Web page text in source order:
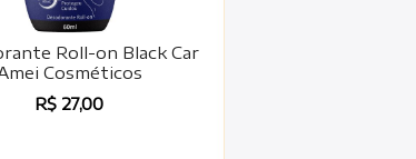
Roll-on Black Car
Cosméticos
R$ 27,00